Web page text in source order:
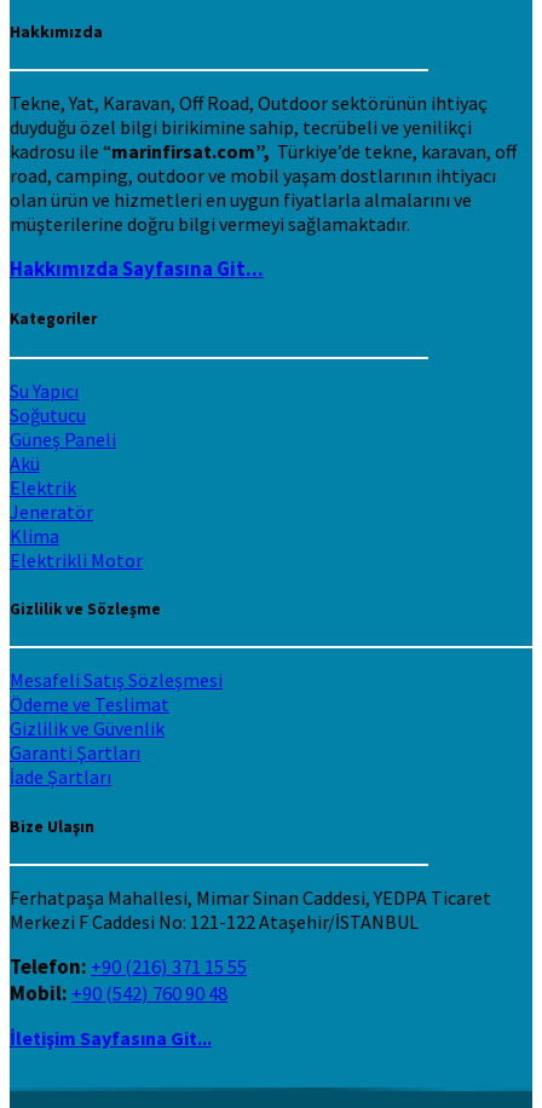
Hakkımızda
Tekne, Yat, Karavan, Off Road, Outdoor sektörünün ihtiyaç
duyduğu özel bilgi birikimine sahip, tecrübeli ve yenilikçi
kadrosu ile “marinfirsat.com”, Türkiye’de tekne, karavan, off
road, camping, outdoor ve mobil yaşam dostlarının ihtiyacı
olan ürün ve hizmetleri en uygun fiyatlarla almalarını ve
müşterilerine doğru bilgi vermeyi sağlamaktadır.
Hakkımızda Sayfasına Git...
Kategoriler
Su Yapıcı
Soğutucu
Güneş Paneli
Akü
Elektrik
Jeneratör
Klima
Elektrikli Motor
Gizlilik ve Sözleşme
Mesafeli Satış Sözleşmesi
Ödeme ve Teslimat
Gizlilik ve Güvenlik
Garanti Şartları
İade Şartları
Bize Ulaşın
Ferhatpaşa Mahallesi, Mimar Sinan Caddesi, YEDPA Ticaret
Merkezi F Caddesi No: 121-122 Ataşehir/İSTANBUL
Telefon: +90 (216) 371 15 55
Mobil: +90 (542) 760 90 48
İletişim Sayfasına Git...